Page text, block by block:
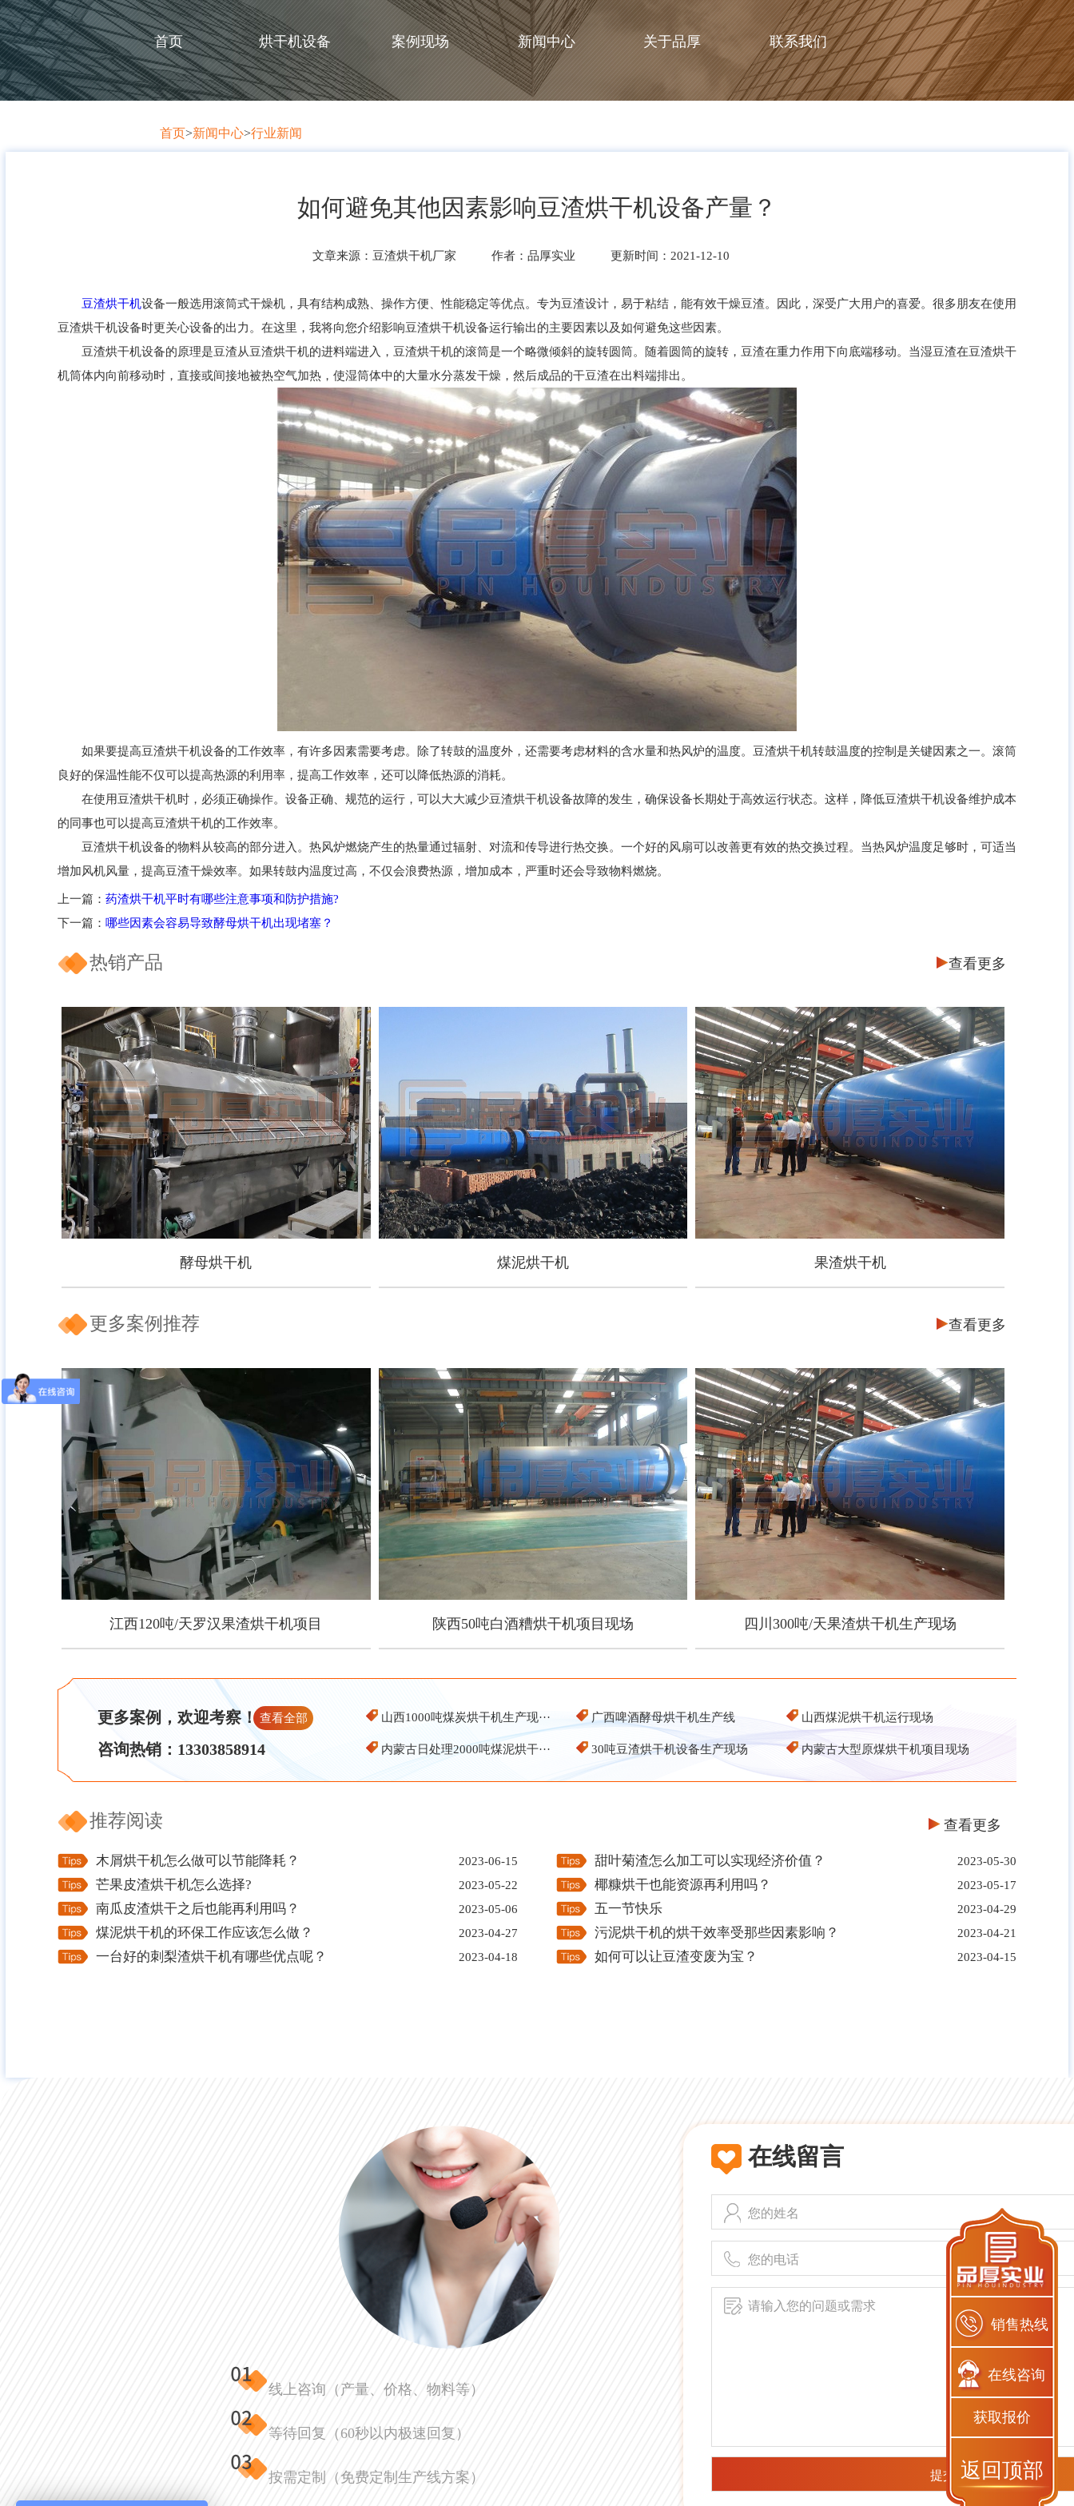
首页 烘干机设备 案例现场 新闻中心 关于品厚 联系我们
首页>新闻中心>行业新闻
如何避免其他因素影响豆渣烘干机设备产量？
文章来源：豆渣烘干机厂家 作者：品厚实业 更新时间：2021-12-10
豆渣烘干机设备一般选用滚筒式干燥机，具有结构成熟、操作方便、性能稳定等优点。专为豆渣设计，易于粘结，能有效干燥豆渣。因此，深受广大用户的喜爱。很多朋友在使用
豆渣烘干机设备时更关心设备的出力。在这里，我将向您介绍影响豆渣烘干机设备运行输出的主要因素以及如何避免这些因素。
豆渣烘干机设备的原理是豆渣从豆渣烘干机的进料端进入，豆渣烘干机的滚筒是一个略微倾斜的旋转圆筒。随着圆筒的旋转，豆渣在重力作用下向底端移动。当湿豆渣在豆渣烘干
机筒体内向前移动时，直接或间接地被热空气加热，使湿筒体中的大量水分蒸发干燥，然后成品的干豆渣在出料端排出。
如果要提高豆渣烘干机设备的工作效率，有许多因素需要考虑。除了转鼓的温度外，还需要考虑材料的含水量和热风炉的温度。豆渣烘干机转鼓温度的控制是关键因素之一。滚筒
良好的保温性能不仅可以提高热源的利用率，提高工作效率，还可以降低热源的消耗。
在使用豆渣烘干机时，必须正确操作。设备正确、规范的运行，可以大大减少豆渣烘干机设备故障的发生，确保设备长期处于高效运行状态。这样，降低豆渣烘干机设备维护成本
的同事也可以提高豆渣烘干机的工作效率。
豆渣烘干机设备的物料从较高的部分进入。热风炉燃烧产生的热量通过辐射、对流和传导进行热交换。一个好的风扇可以改善更有效的热交换过程。当热风炉温度足够时，可适当
增加风机风量，提高豆渣干燥效率。如果转鼓内温度过高，不仅会浪费热源，增加成本，严重时还会导致物料燃烧。
上一篇： 药渣烘干机平时有哪些注意事项和防护措施?
下一篇： 哪些因素会容易导致酵母烘干机出现堵塞？
热销产品 查看更多
酵母烘干机
酵母烘干机 煤泥烘干机 果渣烘干机
更多案例推荐 查看更多
江西120吨/天罗汉果渣烘干机项目
江西120吨/天罗汉果渣烘干机项目 陕西50吨白酒糟烘干机项目现场 四川300吨/天果渣烘干机生产现场
更多案例，欢迎考察！ 查看全部
咨询热销：13303858914
山西1000吨煤炭烘干机生产现··· 广西啤酒酵母烘干机生产线 山西煤泥烘干机运行现场
内蒙古日处理2000吨煤泥烘干··· 30吨豆渣烘干机设备生产现场 内蒙古大型原煤烘干机项目现场
推荐阅读
木屑烘干机怎么做可以节能降耗？ 2023-06-15 甜叶菊渣怎么加工可以实现经济价值？ 2023-05-30
芒果皮渣烘干机怎么选择? 2023-05-22 椰糠烘干也能资源再利用吗？ 2023-05-17
南瓜皮渣烘干之后也能再利用吗？ 2023-05-06 五一节快乐 2023-04-29
煤泥烘干机的环保工作应该怎么做？ 2023-04-27 污泥烘干机的烘干效率受那些因素影响？ 2023-04-21
一台好的刺梨渣烘干机有哪些优点呢？ 2023-04-18 如何可以让豆渣变废为宝？ 2023-04-15
查看更多
线上咨询（产量、价格、物料等）
等待回复（60秒以内极速回复）
按需定制（免费定制生产线方案）
在线留言
销售热线
在线咨询
获取报价
返回顶部